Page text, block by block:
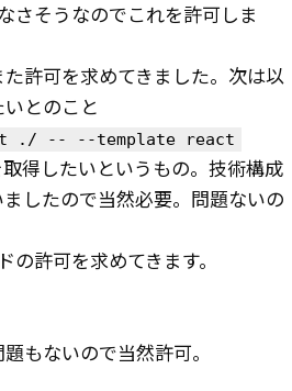
さそうなのでこれを許可しま
許可を求めてきました。次は以
とのこと
./ -- --template react
得したいというもの。技術構成
したので当然必要。問題ないの
の許可を求めてきます。
もないので当然許可。